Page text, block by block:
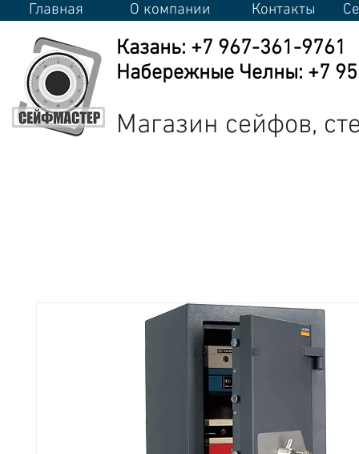
О компании Контакты
Главная
Казань: +7 967-361-9761
Набережные Челны: +7
Магазин сейфов,